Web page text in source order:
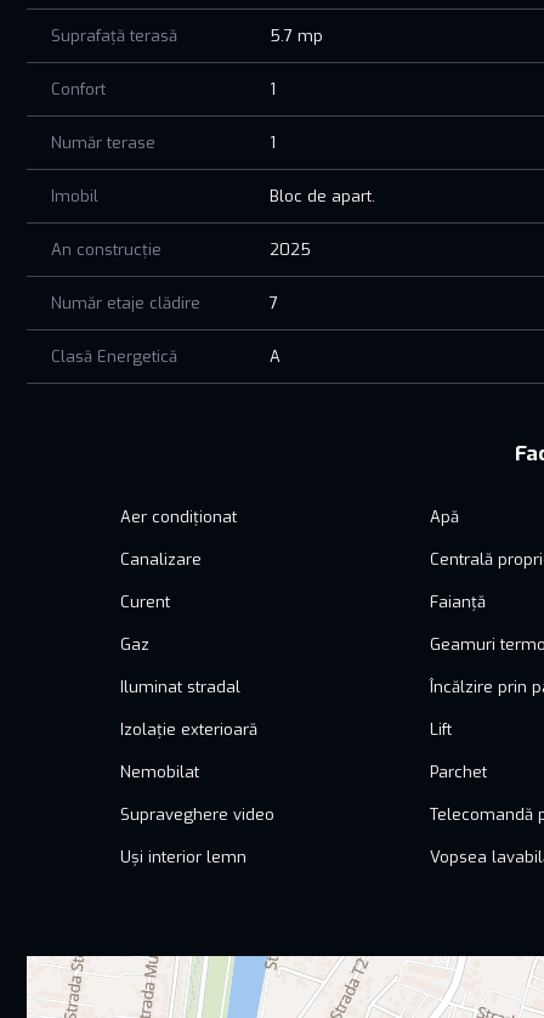
Suprafață terasă 5.7 mp
Confort 1
Număr terase 1
Imobil Bloc de apart.
An construcție 2025
Număr etaje clădire 7
Clasă Energetică A
Aer condiționat Apă
Canalizare Centrală
Curent Faianță
Gaz Geamuri
Iluminat stradal Încălzire prin
Izolație exterioară Lift
Nemobilat Parchet
Supraveghere video Telecomandă
Uși interior lemn Vopsea